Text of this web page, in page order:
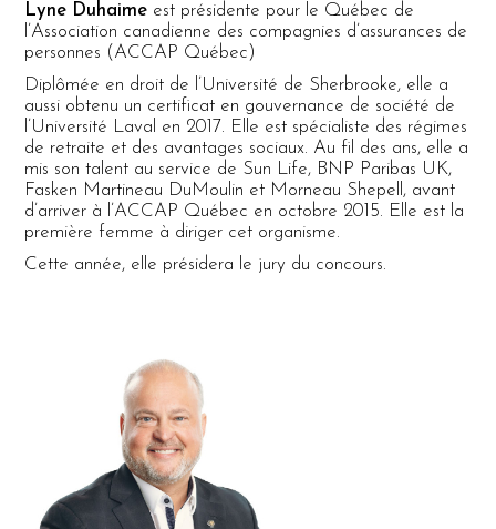
Lyne Duhaime est présidente pour le Québec de
l’Association canadienne des compagnies d’assurances de
personnes (ACCAP Québec)
Diplômée en droit de l’Université de Sherbrooke, elle a
aussi obtenu un certificat en gouvernance de société de
l’Université Laval en 2017. Elle est spécialiste des régimes
de retraite et des avantages sociaux. Au fil des ans, elle a
mis son talent au service de Sun Life, BNP Paribas UK,
Fasken Martineau DuMoulin et Morneau Shepell, avant
d’arriver à l’ACCAP Québec en octobre 2015. Elle est la
première femme à diriger cet organisme.
Cette année, elle présidera le jury du concours.